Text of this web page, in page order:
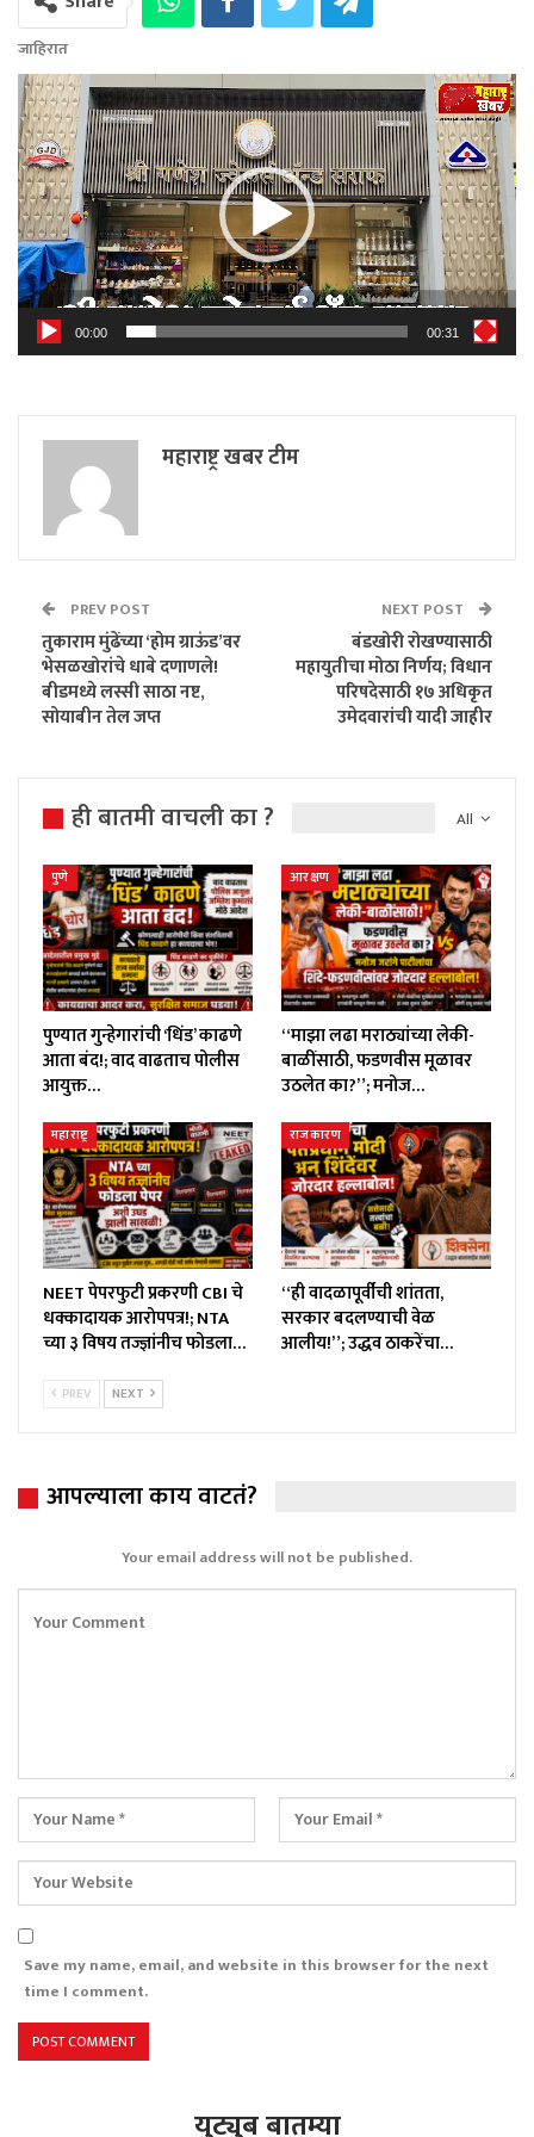
जाहिरात
Video
Player
00:00 00:31
महाराष्ट्र खबर टीम
PREV POST
तुकाराम मुंढेंच्या ‘होम ग्राऊंड’वर
भेसळखोरांचे धाबे दणाणले!
बीडमध्ये लस्सी साठा नष्ट,
सोयाबीन तेल जप्त
NEXT POST
बंडखोरी रोखण्यासाठी
महायुतीचा मोठा निर्णय; विधान
परिषदेसाठी १७ अधिकृत
उमेदवारांची यादी जाहीर
All
ही बातमी वाचली का ?
पुणे
पुण्यात गुन्हेगारांची ‘धिंड’ काढणे
आता बंद!; वाद वाढताच पोलीस
आयुक्त…
आरक्षण
“माझा लढा मराठ्यांच्या लेकी-
बाळींसाठी, फडणवीस मूळावर
उठलेत का?”; मनोज…
महाराष्ट्र
NEET पेपरफुटी प्रकरणी CBI चे
धक्कादायक आरोपपत्र!; NTA
च्या ३ विषय तज्ज्ञांनीच फोडला…
राजकारण
“ही वादळापूर्वीची शांतता,
सरकार बदलण्याची वेळ
आलीय!”; उद्धव ठाकरेंचा…
PREV NEXT
आपल्याला काय वाटतं?
Your email address will not be published.
Save my name, email, and website in this browser for the next
time I comment.
युट्युब बातम्या